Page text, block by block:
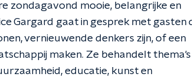
zondagavond mooie, belangrijke en
Gargard gaat in gesprek met gasten
vernieuwende denkers zijn, of een
maken. Ze behandelt thema's
educatie, kunst en